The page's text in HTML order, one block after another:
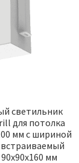
светильник
для потолка
мм с шириной
мм